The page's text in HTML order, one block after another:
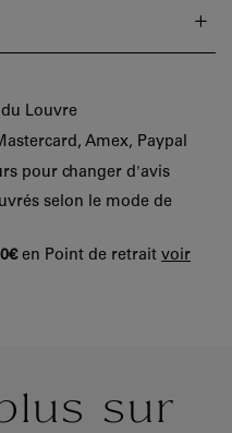
Louvre
Amex, Paypal
pour changer d'avis
selon le mode de
en Point de retrait voir
sur